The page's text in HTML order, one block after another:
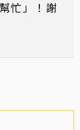
忙」！謝